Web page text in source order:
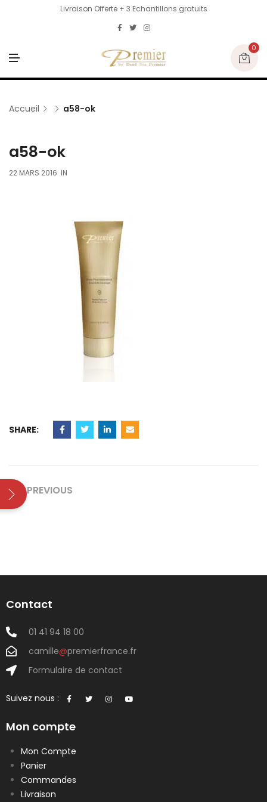
Livraison Offerte + 3 Echantillons gratuits
N
U
0
Accueil a58-ok
a58-ok
22 MARS 2016 IN
SHARE:
PREVIOUS
Contact
01 41 94 18 00
camille@premierfrance.fr
Formulaire de contact
Suivez nous :
Mon compte
Mon Compte
Panier
Commandes
Livraison